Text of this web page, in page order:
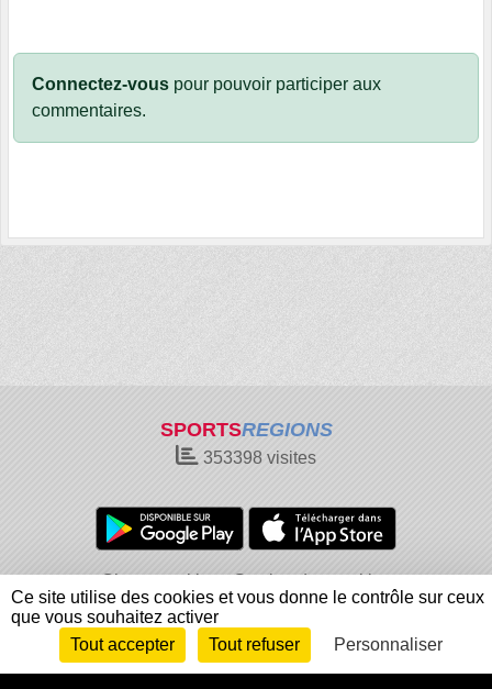
Connectez-vous pour pouvoir participer aux
commentaires.
SPORTSREGIONS
353398 visites
Charte cookies
Gestion des cookies
Informations légales
Signaler un contenu inapproprié
Envie de participer ? Connexion
Ce site utilise des cookies et vous donne le contrôle sur ceux
que vous souhaitez activer
Tout accepter
Tout refuser Personnaliser